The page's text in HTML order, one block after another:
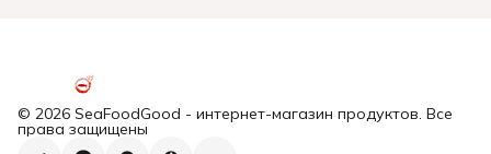
© 2026 SeaFoodGood - интернет-магазин продуктов. Все
права защищены